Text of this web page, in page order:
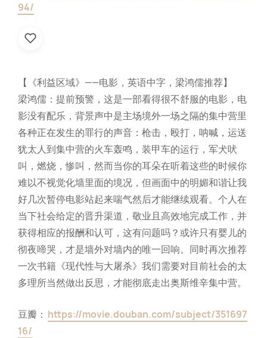
94/
【《利益区域》——电影，英语中字，梁鸿儒推荐】
梁鸿儒：提前预警，这是一部看得很不舒服的电影，电
影没有配乐，背景声中是主场境外一场之隔的集中营里
各种正在发生的罪行的声音：枪击，殴打，呐喊，运送
犹太人到集中营的火车轰鸣，装甲车的运行，军犬吠
叫，燃烧，惨叫，然而当你的耳朵在听着这些的时候你
难以不视觉化墙里面的境况，但画面中的明媚和谐让我
好几次暂停电影站起来喘气然后才能继续观看。个人在
当下社会给定的晋升渠道，敬业且高效地完成工作，并
获得相应的报酬和认可，这有问题吗？或许只有婴儿的
彻夜啼哭，才是墙外对墙内的唯一回响。同时再次推荐
一次书籍《现代性与大屠杀》我们需要对目前社会的太
多理所当然做出反思，才能彻底走出奥斯维辛集中营。
豆瓣： https://movie.douban.com/subject/351697
16/